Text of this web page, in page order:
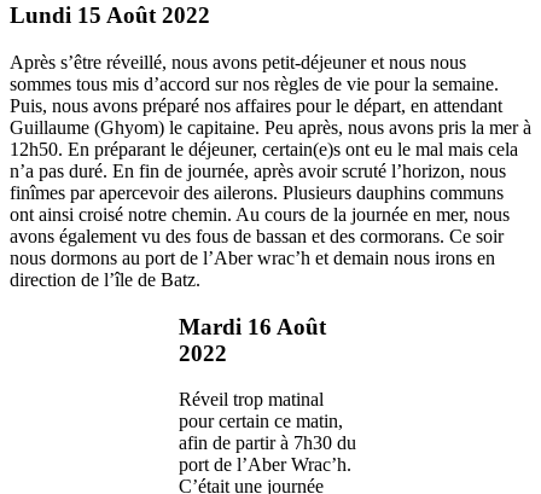
Lundi 15 Août 2022
Après s’être réveillé, nous avons petit-déjeuner et nous nous
sommes tous mis d’accord sur nos règles de vie pour la semaine.
Puis, nous avons préparé nos affaires pour le départ, en attendant
Guillaume (Ghyom) le capitaine. Peu après, nous avons pris la mer à
12h50. En préparant le déjeuner, certain(e)s ont eu le mal mais cela
n’a pas duré. En fin de journée, après avoir scruté l’horizon, nous
finîmes par apercevoir des ailerons. Plusieurs dauphins communs
ont ainsi croisé notre chemin. Au cours de la journée en mer, nous
avons également vu des fous de bassan et des cormorans. Ce soir
nous dormons au port de l’Aber wrac’h et demain nous irons en
direction de l’île de Batz.
Mardi 16 Août
2022
Réveil trop matinal
pour certain ce matin,
afin de partir à 7h30 du
port de l’Aber Wrac’h.
C’était une journée